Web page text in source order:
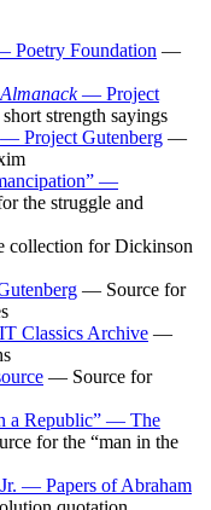
Poetry Foundation —
— Project
strength sayings
— Project Gutenberg —
—
the struggle and
collection for Dickinson
— Source for
Classics Archive —
— Source for
a Republic” — The
for the “man in the
— Papers of Abraham